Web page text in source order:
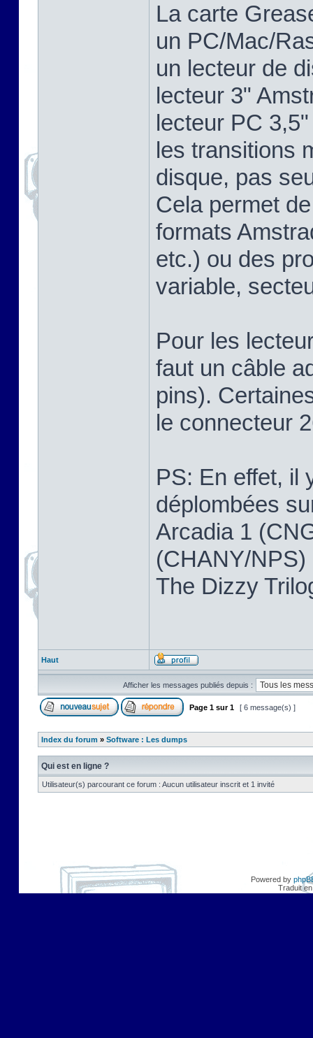
La carte
un PC/Mac/
un lecteur de
lecteur 3"
lecteur PC
les transitions
disque, pas
Cela permet
formats
etc.) ou des
variable,
Pour les
faut un câble
pins).
le connecteur
PS: En effet, il
déplombées
Arcadia 1
(CHANY/
The Dizzy
Haut
Afficher les messages publiés depuis :
Page 1 sur1 [ 6 message(s) ]
Index du forum » Software : Les dumps
Qui est en ligne ?
Utilisateur(s) parcourant ce forum : Aucun utilisateur inscrit et 1 invité
Powered by
Traduit